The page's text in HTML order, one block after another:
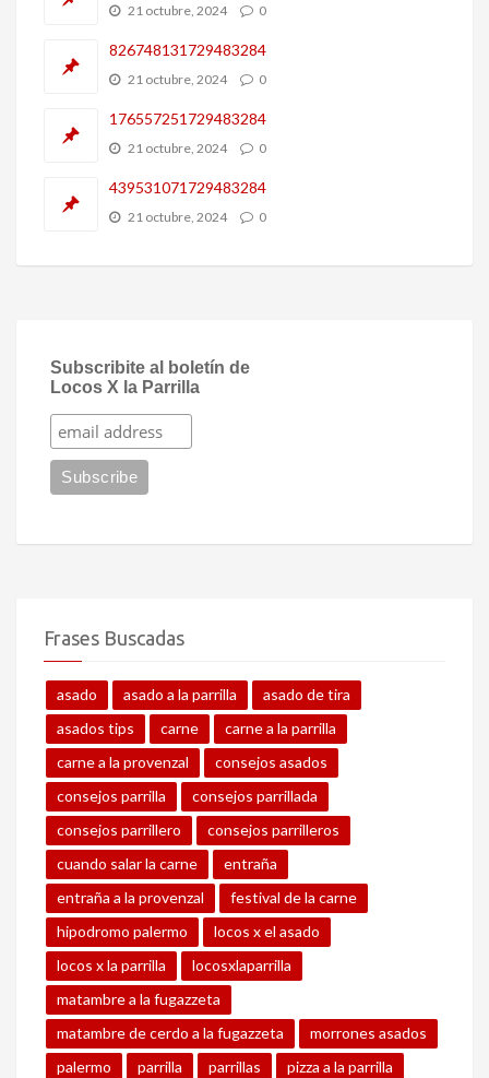
21 octubre, 2024 0
826748131729483284
21 octubre, 2024 0
176557251729483284
21 octubre, 2024 0
439531071729483284
21 octubre, 2024 0
Subscribite al boletín de
Locos X la Parrilla
Frases Buscadas
asado asado a la parrilla
asado de tira
asados tips
carne
carne a la parrilla
carne a la provenzal
consejos asados
consejos parrilla
consejos parrillada
consejos parrillero
consejos parrilleros
cuando salar la carne
entraña
entraña a la provenzal
festival de la carne
hipodromo palermo
locos x el asado
locos x la parrilla
locosxlaparrilla
matambre a la fugazzeta
matambre de cerdo a la fugazzeta
morrones asados
palermo
parrilla parrillas
pizza a la parrilla